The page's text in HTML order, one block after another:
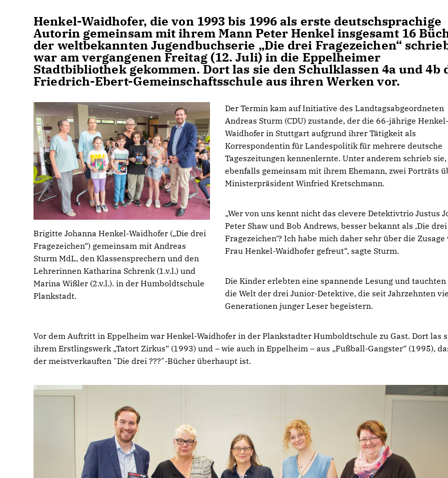
Henkel-Waidhofer, die von 1993 bis 1996 als erste deutschsprachige
Autorin gemeinsam mit ihrem Mann Peter Henkel insgesamt 16
der weltbekannten Jugendbuchserie „Die drei Fragezeichen“
war am vergangenen Freitag (12. Juli) in die Eppelheimer
Stadtbibliothek gekommen. Dort las sie den Schulklassen 4a und 4b
Friedrich-Ebert-Gemeinschaftsschule aus ihren Werken vor.
Brigitte Johanna Henkel-Waidhofer („Die drei
Fragezeichen“) gemeinsam mit Andreas
Sturm MdL, den Klassensprechern und den
Lehrerinnen Katharina Schrenk (1.v.l.) und
Marina Wißler (2.v.l.). in der Humboldtschule
Plankstadt.
Der Termin kam auf Initiative des Landtagsabgeordneten
Andreas Sturm (CDU) zustande, der die 66-jährige
Waidhofer in Stuttgart aufgrund ihrer Tätigkeit als
Korrespondentin für Landespolitik für mehrere deutsche
Tageszeitungen kennenlernte. Unter anderem schrieb sie,
ebenfalls gemeinsam mit ihrem Ehemann, zwei Porträts
Ministerpräsident Winfried Kretschmann.
Wer von uns kennt nicht das clevere Detektivtrio Justus
Peter Shaw und Bob Andrews, besser bekannt als ‚Die drei
Fragezeichen‘? Ich habe mich daher sehr über die Zusage
Frau Henkel-Waidhofer gefreut“, sagte Sturm.
Die Kinder erlebten eine spannende Lesung und
die Welt der drei Junior-Detektive, die seit Jahrzehnten
Generationen junger Leser begeistern.
Vor dem Auftritt in Eppelheim war Henkel-Waidhofer in der Plankstadter Humboldtschule zu Gast. Dort las
ihrem Erstlingswerk „Tatort Zirkus“ (1993) und – wie auch in Eppelheim – aus „Fußball-Gangster“ (1995),
der meistverkauften "Die drei ???"-Bücher überhaupt ist.